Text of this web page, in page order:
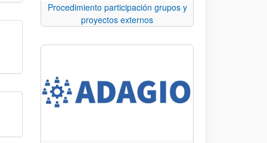
Procedimiento participación grupos y
proyectos externos